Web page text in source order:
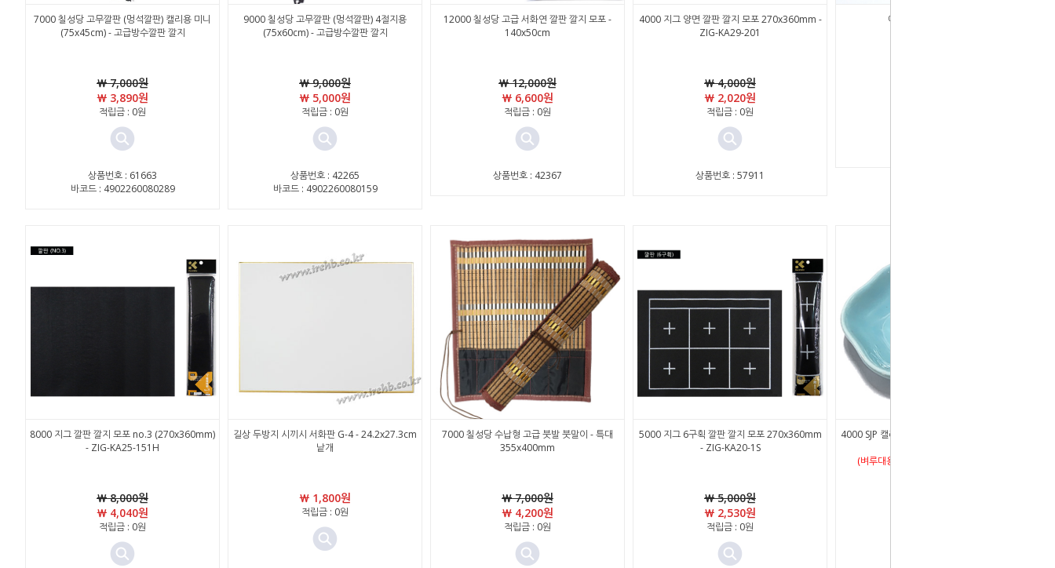
7000 칠성당 고무깔판 (멍석깔판) 캘리용 미니
(75x45cm) - 고급방수깔판 깔지
￦ 7,000원
￦ 3,890원
적립금 : 0원
상품번호 : 61663
바코드 : 4902260080289
9000 칠성당 고무깔판 (멍석깔판) 4절지용
(75x60cm) - 고급방수깔판 깔지
￦ 9,000원
￦ 5,000원
적립금 : 0원
상품번호 : 42265
바코드 : 4902260080159
12000 칠성당 고급 서화연 깔판 깔지 모포 -
140x50cm
￦ 12,000원
￦ 6,600원
적립금 : 0원
상품번호 : 42367
4000 지그 양면 깔판 깔지 모포 270x360mm -
ZIG-KA29-201
￦ 4,000원
￦ 2,020원
적립금 : 0원
상품번호 : 57911
예랑 도자기 꽃접시 (소)
8000 지그 깔판 깔지 모포 no.3 (270x360mm)
- ZIG-KA25-151H
￦ 8,000원
￦ 4,040원
적립금 : 0원
길상 두방지 시끼시 서화판 G-4 - 24.2x27.3cm
낱개
￦ 1,800원
적립금 : 0원
7000 칠성당 수납형 고급 붓발 붓말이 - 특대
355x400mm
￦ 7,000원
￦ 4,200원
적립금 : 0원
5000 지그 6구획 깔판 깔지 모포 270x360mm
- ZIG-KA20-1S
￦ 5,000원
￦ 2,530원
적립금 : 0원
4000 SJP 캘리그라피전용 도자기 꼬리접시 필산
(벼루대용으로 먹물을 담아서도 사용됨)